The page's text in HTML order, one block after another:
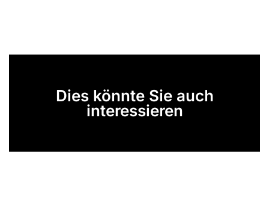
Dies könnte Sie auch
interessieren